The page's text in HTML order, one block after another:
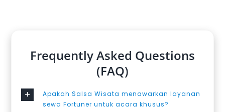
Frequently Asked Questions
(FAQ)
Apakah Salsa Wisata menawarkan layanan
sewa Fortuner untuk acara khusus?